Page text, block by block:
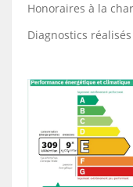
Honoraires à la
Diagnostics